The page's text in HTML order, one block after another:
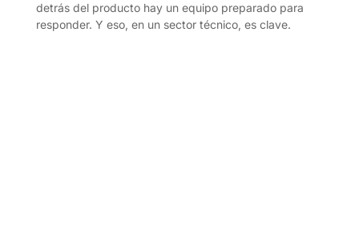
detrás del producto hay un equipo preparado para
responder. Y eso, en un sector técnico, es clave.